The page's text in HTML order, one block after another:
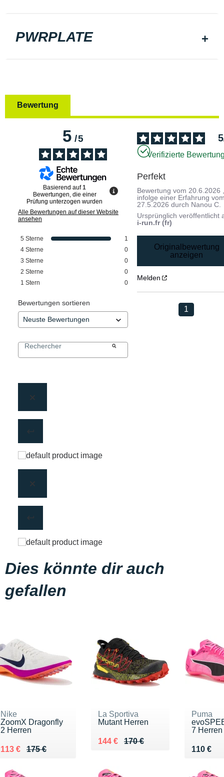
PWRPLATE
Bewertung
5/5
Basierend auf1
Bewertungen, die einer
Prüfung unterzogen wurden
Alle Bewertungen auf dieser Website
ansehen
5 Sterne
1
4 Sterne
0
3 Sterne
0
2 Sterne
0
1 Stern 0
Bewertungen sortieren
5
Verifizierte
Perfekt
Bewertung vom 20.6.2026
infolge einer Erfahrung
27.5.2026 durch Nanou C.
Ursprünglich veröffentlicht
i-run.fr (fr)
Originalbewertung
anzeigen
Melden
1
Dies könnte dir auch
gefallen
Nike
ZoomX Dragonfly
2 Herren
175 €
Au lieu de 175 €
113 €
Vendu 113 €
La Sportiva
Mutant Herren
170 €
Au lieu de 170 €
144 €
Vendu 144 €
Puma
7 Herren
110 €
Vendu